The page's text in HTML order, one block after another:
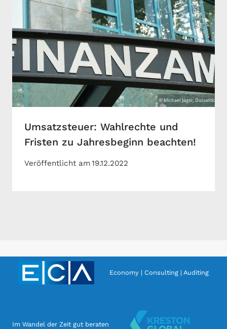
Umsatzsteuer: Wahlrechte und
Fristen zu Jahresbeginn beachten!
Veröffentlicht am19.12.2022
Economy | Consulting | Auditing
Im Wandel der Zeit gut beraten